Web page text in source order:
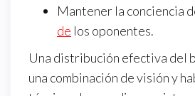
Mantener la conciencia
de los oponentes.
Una distribución efectiva del
una combinación de visión y